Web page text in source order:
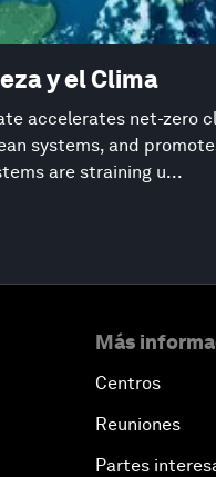
y el Clima
accelerates net-zero
systems, and
are straining u...
Más
Centros
Reuniones
Partes